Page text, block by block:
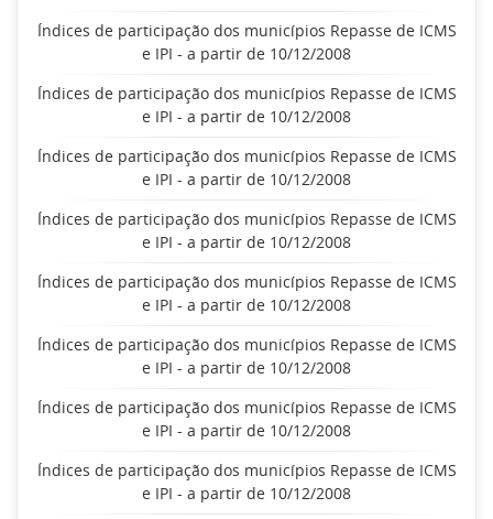
Índices de participação dos municípios Repasse de ICMS
e IPI - a partir de 10/12/2008
Índices de participação dos municípios Repasse de ICMS
e IPI - a partir de 10/12/2008
Índices de participação dos municípios Repasse de ICMS
e IPI - a partir de 10/12/2008
Índices de participação dos municípios Repasse de ICMS
e IPI - a partir de 10/12/2008
Índices de participação dos municípios Repasse de ICMS
e IPI - a partir de 10/12/2008
Índices de participação dos municípios Repasse de ICMS
e IPI - a partir de 10/12/2008
Índices de participação dos municípios Repasse de ICMS
e IPI - a partir de 10/12/2008
Índices de participação dos municípios Repasse de ICMS
e IPI - a partir de 10/12/2008